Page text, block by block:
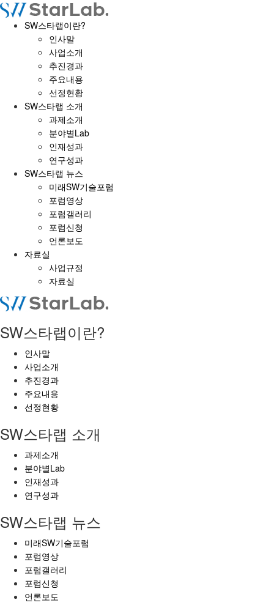
SW스타랩이란?
인사말
사업소개
추진경과
주요내용
선정현황
SW스타랩 소개
과제소개
분야별Lab
인재성과
연구성과
SW스타랩 뉴스
미래SW기술포럼
포럼영상
포럼갤러리
포럼신청
언론보도
자료실
사업규정
자료실
SW스타랩이란?
인사말
사업소개
추진경과
주요내용
선정현황
SW스타랩 소개
과제소개
분야별Lab
인재성과
연구성과
SW스타랩 뉴스
미래SW기술포럼
포럼영상
포럼갤러리
포럼신청
언론보도